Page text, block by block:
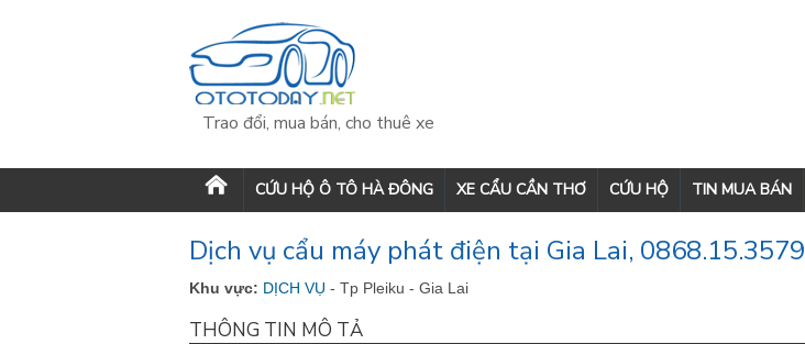
Trao đổi, mua bán, cho thuê xe
CỨU HỘ Ô TÔ HÀ ĐÔNG XE CẨU CẦN THƠ CỨU HỘ TIN MUA BÁN
Dịch vụ cẩu máy phát điện tại Gia Lai, 0868.15.3579
Khu vực: DỊCH VỤ - Tp Pleiku - Gia Lai
THÔNG TIN MÔ TẢ